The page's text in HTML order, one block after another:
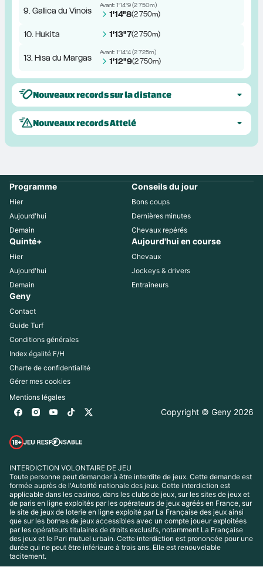
9. Gallica du Vinois
Avant:1'14"9(2 750m)
1'14"8(2 750m)
10. Hukita 1'13"7(2 750m)
13. Hisa du Margas
Avant:1'14"4(2 725m)
1'12"9(2 750m)
Nouveaux records sur la distance
Nouveaux records Attelé
Programme
Hier
Aujourd'hui
Demain
Conseils du jour
Bons coups
Dernières minutes
Chevaux repérés
Quinté+
Hier
Aujourd'hui
Demain
Aujourd'hui en course
Chevaux
Jockeys & drivers
Entraîneurs
Geny
Contact
Guide Turf
Conditions générales
Index égalité F/H
Charte de confidentialité
Gérer mes cookies
Mentions légales
Copyright © Geny 2026
INTERDICTION VOLONTAIRE DE JEU
Toute personne peut demander à être interdite de jeux. Cette demande est
formée auprès de l'Autorité nationale des jeux. Cette interdiction est
applicable dans les casinos, dans les clubs de jeux, sur les sites de jeux et
de paris en ligne exploités par les opérateurs de jeux agréés en France, sur
le site de jeux de loterie en ligne exploité par La Française des jeux ainsi
que sur les bornes de jeux accessibles avec un compte joueur exploitées
par les opérateurs titulaires de droits exclusifs, notamment La Française
des jeux et le Pari mutuel urbain. Cette interdiction est prononcée pour une
durée qui ne peut être inférieure à trois ans. Elle est renouvelable
tacitement.